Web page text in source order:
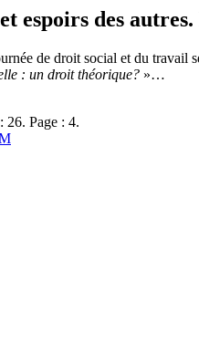
espoirs des
de droit social et du travail
: un droit théorique? »…
26. Page : 4.